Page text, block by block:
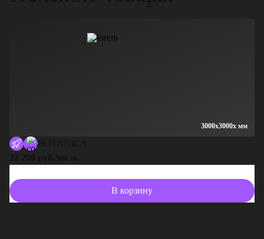
3000x3000x мм
В корзину